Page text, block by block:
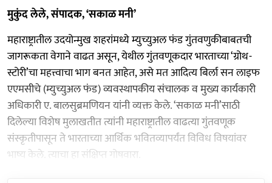
मुकुंद लेले, संपादक, ‘सकाळ मनी’
महाराष्ट्रातील उदयोन्मुख शहरांमध्ये म्युच्युअल फंड गुंतवणुकीबाबतची
जागरूकता वेगाने वाढत असून, येथील गुंतवणूकदार भारताच्या ‘ग्रोथ-
स्टोरी’चा महत्त्वाचा भाग बनत आहेत, असे मत आदित्य बिर्ला सन लाइफ
एएमसीचे (म्युच्युअल फंड) व्यवस्थापकीय संचालक व मुख्य कार्यकारी
अधिकारी ए. बालसुब्रमणियन यांनी व्यक्त केले. ‘सकाळ मनी’साठी
दिलेल्या विशेष मुलाखतीत त्यांनी महाराष्ट्रातील वाढत्या गुंतवणूक
संस्कृतीपासून ते भारताच्या आर्थिक भवितव्यापर्यंत विविध विषयांवर
भाष्य केले. त्याचा हा संक्षिप्त गोषवारा.